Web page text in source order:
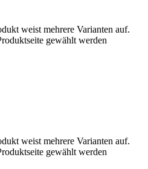
weist mehrere Varianten auf.
gewählt werden
weist mehrere Varianten auf.
gewählt werden